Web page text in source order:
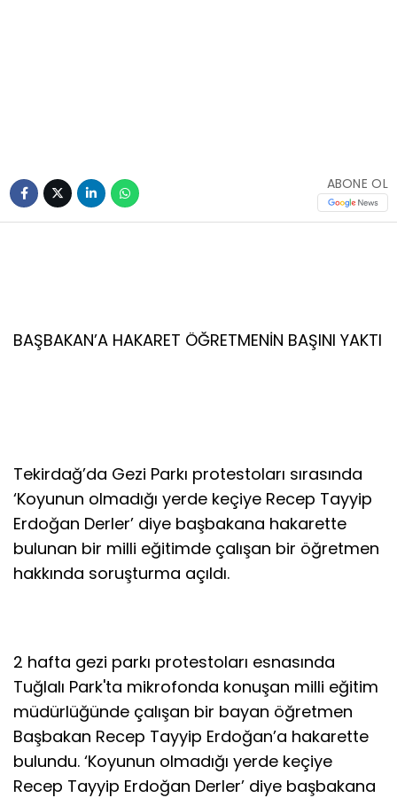
ABONE OL
BAŞBAKAN’A HAKARET ÖĞRETMENİN BAŞINI YAKTI
Tekirdağ’da Gezi Parkı protestoları sırasında
‘Koyunun olmadığı yerde keçiye Recep Tayyip
Erdoğan Derler’ diye başbakana hakarette
bulunan bir milli eğitimde çalışan bir öğretmen
hakkında soruşturma açıldı.
2 hafta gezi parkı protestoları esnasında
Tuğlalı Park'ta mikrofonda konuşan milli eğitim
müdürlüğünde çalışan bir bayan öğretmen
Başbakan Recep Tayyip Erdoğan’a hakarette
bulundu. ‘Koyunun olmadığı yerde keçiye
Recep Tayyip Erdoğan Derler’ diye başbakana